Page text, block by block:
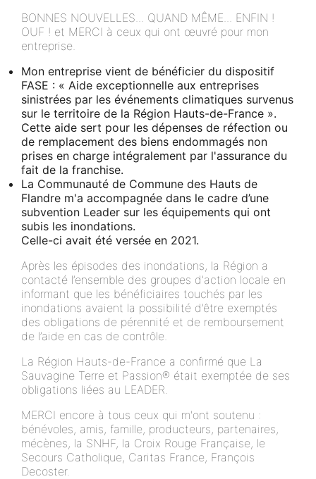
BONNES NOUVELLES... QUAND MÊME... ENFIN !
OUF ! et MERCI à ceux qui ont œuvré pour mon
entreprise.
Mon entreprise vient de bénéficier du dispositif
FASE : « Aide exceptionnelle aux entreprises
sinistrées par les événements climatiques survenus
sur le territoire de la Région Hauts-de-France ».
Cette aide sert pour les dépenses de réfection ou
de remplacement des biens endommagés non
prises en charge intégralement par l'assurance du
fait de la franchise.
La Communauté de Commune des Hauts de
Flandre m'a accompagnée dans le cadre d’une
subvention Leader sur les équipements qui ont
subis les inondations.
Celle-ci avait été versée en 2021.
Après les épisodes des inondations, la Région a
contacté l’ensemble des groupes d'action locale en
informant que les bénéficiaires touchés par les
inondations avaient la possibilité d’être exemptés
des obligations de pérennité et de remboursement
de l’aide en cas de contrôle.
La Région Hauts-de-France a confirmé que La
Sauvagine Terre et Passion® était exemptée de ses
obligations liées au LEADER.
MERCI encore à tous ceux qui m'ont soutenu :
bénévoles, amis, famille, producteurs, partenaires,
mécènes, la SNHF, la Croix Rouge Française, le
Secours Catholique, Caritas France, François
Decoster.